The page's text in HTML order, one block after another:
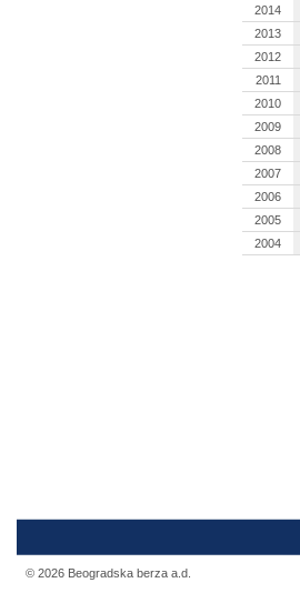
2014
2013
2012
2011
2010
2009
2008
2007
2006
2005
2004
© 2026 Beogradska berza a.d.